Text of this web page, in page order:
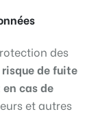
des
de fuite
cas de
et autres